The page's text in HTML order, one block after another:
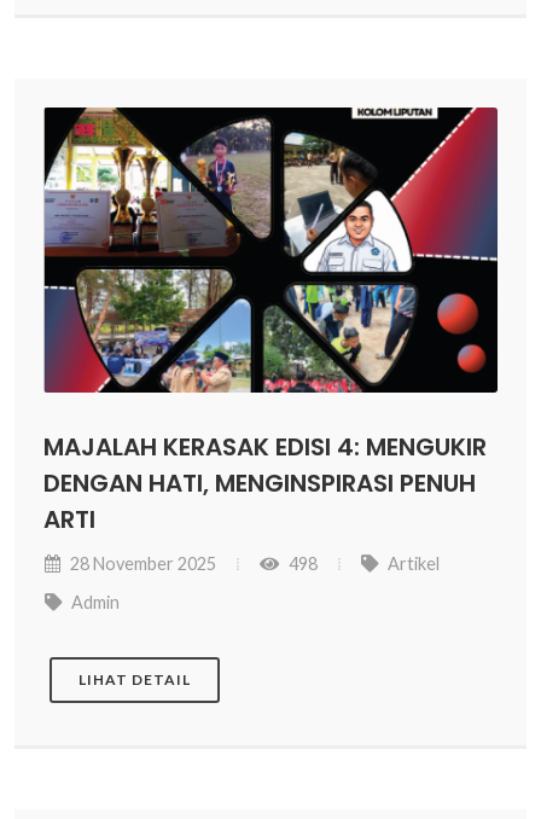
MAJALAH KERASAK EDISI 4: MENGUKIR
DENGAN HATI, MENGINSPIRASI PENUH
ARTI
28 November 2025 498
Artikel
Admin
LIHAT DETAIL